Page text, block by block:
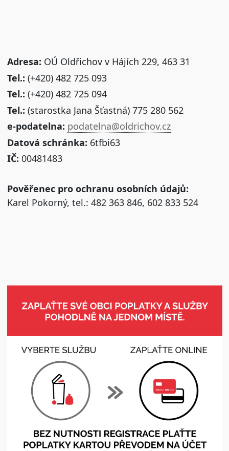
Adresa: OÚ Oldřichov v Hájích 229, 463 31
Tel.: (+420) 482 725 093
Tel.: (+420) 482 725 094
Tel.: (starostka Jana Šťastná) 775 280 562
e-podatelna: podatelna@oldrichov.cz
Datová schránka: 6tfbi63
IČ: 00481483
Pověřenec pro ochranu osobních údajů:
Karel Pokorný, tel.: 482 363 846, 602 833 524